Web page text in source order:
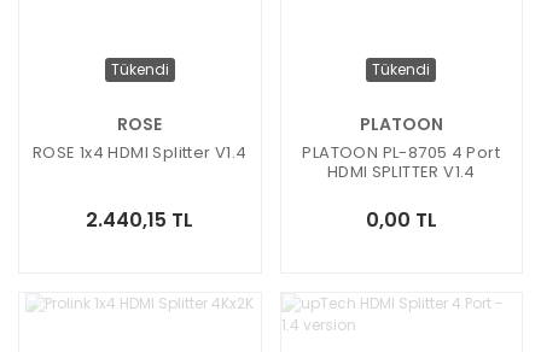
Tükendi
ROSE
ROSE 1x4 HDMI Splitter V1.4
2.440,15 TL
Tükendi
PLATOON
PLATOON PL-8705 4 Port
HDMI SPLITTER V1.4
0,00 TL